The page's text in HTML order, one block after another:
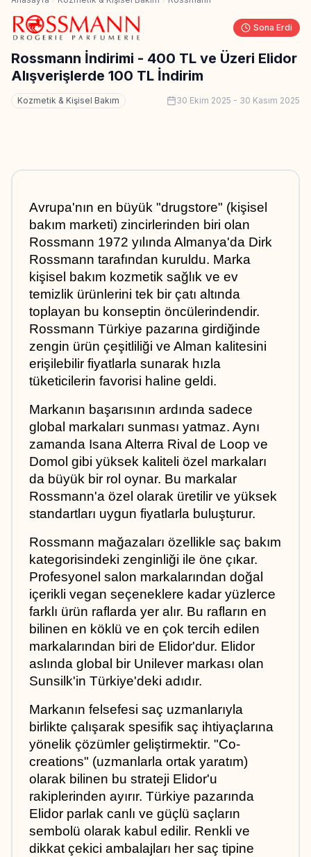
Sona Erdi
Rossmann İndirimi - 400 TL ve Üzeri Elidor
Alışverişlerde 100 TL İndirim
Kozmetik & Kişisel Bakım 30 Ekim 2025 - 30 Kasım 2025
Avrupa'nın en büyük "drugstore" (kişisel
bakım marketi) zincirlerinden biri olan
Rossmann 1972 yılında Almanya'da Dirk
Rossmann tarafından kuruldu. Marka
kişisel bakım kozmetik sağlık ve ev
temizlik ürünlerini tek bir çatı altında
toplayan bu konseptin öncülerindendir.
Rossmann Türkiye pazarına girdiğinde
zengin ürün çeşitliliği ve Alman kalitesini
erişilebilir fiyatlarla sunarak hızla
tüketicilerin favorisi haline geldi.
Markanın başarısının ardında sadece
global markaları sunması yatmaz. Aynı
zamanda Isana Alterra Rival de Loop ve
Domol gibi yüksek kaliteli özel markaları
da büyük bir rol oynar. Bu markalar
Rossmann'a özel olarak üretilir ve yüksek
standartları uygun fiyatlarla buluşturur.
Rossmann mağazaları özellikle saç bakım
kategorisindeki zenginliği ile öne çıkar.
Profesyonel salon markalarından doğal
içerikli vegan seçeneklere kadar yüzlerce
farklı ürün raflarda yer alır. Bu rafların en
bilinen en köklü ve en çok tercih edilen
markalarından biri de Elidor'dur. Elidor
aslında global bir Unilever markası olan
Sunsilk'in Türkiye'deki adıdır.
Markanın felsefesi saç uzmanlarıyla
birlikte çalışarak spesifik saç ihtiyaçlarına
yönelik çözümler geliştirmektir. "Co-
creations" (uzmanlarla ortak yaratım)
olarak bilinen bu strateji Elidor'u
rakiplerinden ayırır. Türkiye pazarında
Elidor parlak canlı ve güçlü saçların
sembolü olarak kabul edilir. Renkli ve
dikkat çekici ambalajları her saç tipine